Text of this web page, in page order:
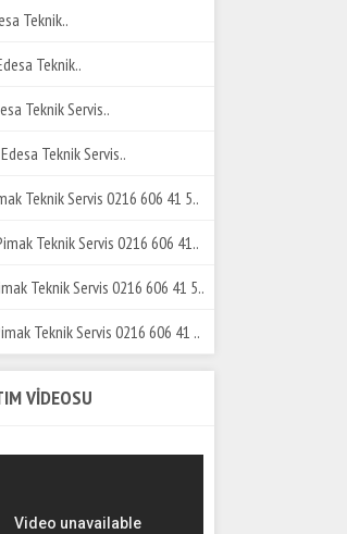
Teknik..
Teknik..
Teknik Servis..
Teknik Servis..
Teknik Servis 0216 606 41 5..
Teknik Servis 0216 606 41..
Teknik Servis 0216 606 41 5..
Teknik Servis 0216 606 41 ..
VİDEOSU